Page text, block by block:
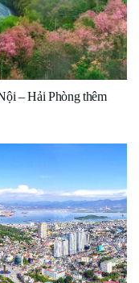
– Hải Phòng thêm